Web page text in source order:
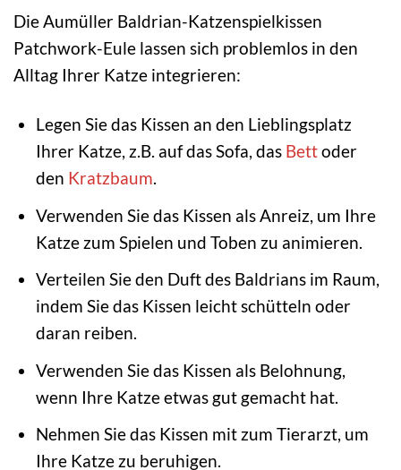
Die Aumüller Baldrian-Katzenspielkissen
Patchwork-Eule lassen sich problemlos in den
Alltag Ihrer Katze integrieren:
Legen Sie das Kissen an den Lieblingsplatz
Ihrer Katze, z.B. auf das Sofa, das Bettoder
den Kratzbaum.
Verwenden Sie das Kissen als Anreiz, um Ihre
Katze zum Spielen und Toben zu animieren.
Verteilen Sie den Duft des Baldrians im Raum,
indem Sie das Kissen leicht schütteln oder
daran reiben.
Verwenden Sie das Kissen als Belohnung,
wenn Ihre Katze etwas gut gemacht hat.
Nehmen Sie das Kissen mit zum Tierarzt, um
Ihre Katze zu beruhigen.